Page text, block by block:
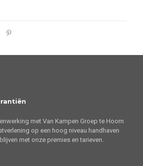
met Van Kampen Groep te Hoorn
op een hoog niveau handhaven
met onze premies en tarieven.